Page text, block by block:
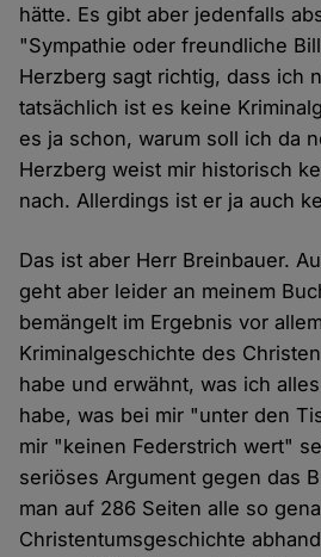
hätte. Es gibt aber jedenfalls
"Sympathie oder freundliche
Herzberg sagt richtig, dass ich
tatsächlich ist es keine
es ja schon, warum soll ich da
Herzberg weist mir historisch
nach. Allerdings ist er ja auch
Das ist aber Herr Breinbauer.
geht aber leider an meinem
bemängelt im Ergebnis vor
Kriminalgeschichte des
habe und erwähnt, was ich
habe, was bei mir "unter den
mir "keinen Federstrich wert"
seriöses Argument gegen das
man auf 286 Seiten alle so
Christentumsgeschichte